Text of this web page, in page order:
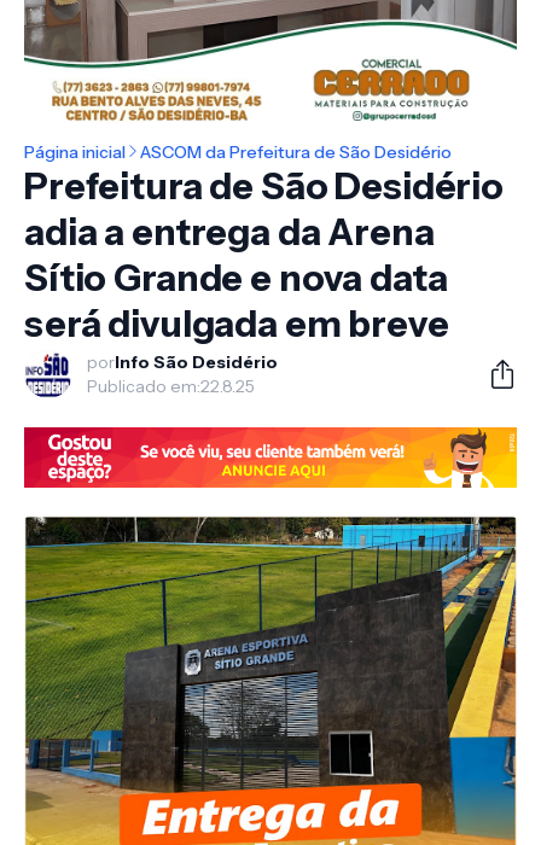
Página inicial ASCOM da Prefeitura de São Desidério
Prefeitura de São Desidério
adia a entrega da Arena
Sítio Grande e nova data
será divulgada em breve
porInfo São Desidério
Publicado em:22.8.25